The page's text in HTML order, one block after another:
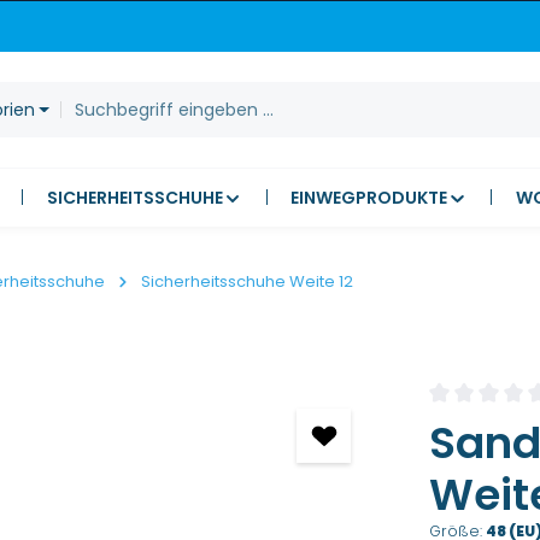
SICHERHEITSSCHUHE EINWEGPRODUKTE
Sicherheitsschuhe Weite 12
Größe: 48